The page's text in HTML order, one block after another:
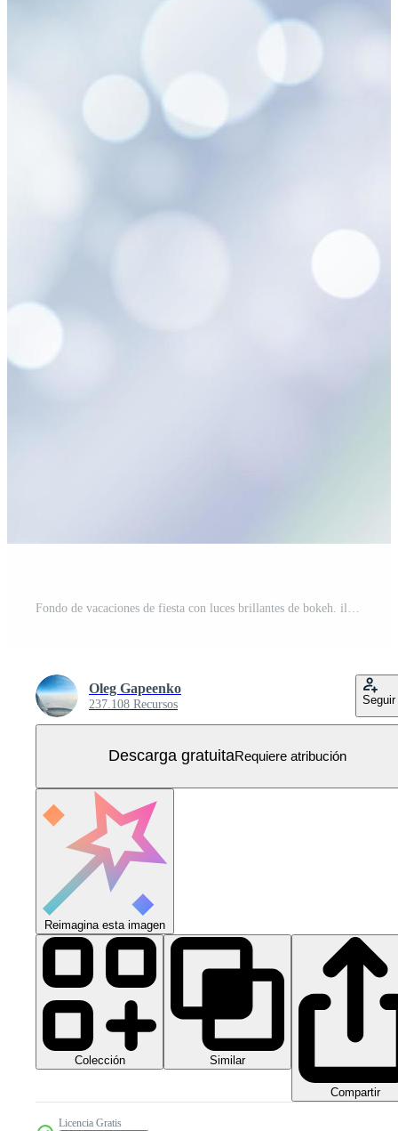
Oleg Gapeenko
237.108 Recursos Seguir
Descarga gratuitaRequiere atribución
Reimagina esta imagen
Colección Similar
Compartir
Licencia Gratis